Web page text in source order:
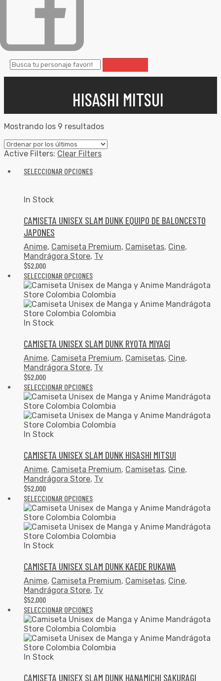
HISASHI MITSUI
Mostrando los 9 resultados
Active Filters: Clear Filters
SELECCIONAR OPCIONES
In Stock
CAMISETA UNISEX SLAM DUNK EQUIPO DE BALONCESTO
JAPONES
Anime, Camiseta Premium, Camisetas, Cine,
Mandrágora Store, Tv
$52,000
SELECCIONAR OPCIONES
In Stock
CAMISETA UNISEX SLAM DUNK RYOTA MIYAGI
Anime, Camiseta Premium, Camisetas, Cine,
Mandrágora Store, Tv
$52,000
SELECCIONAR OPCIONES
In Stock
CAMISETA UNISEX SLAM DUNK HISASHI MITSUI
Anime, Camiseta Premium, Camisetas, Cine,
Mandrágora Store, Tv
$52,000
SELECCIONAR OPCIONES
In Stock
CAMISETA UNISEX SLAM DUNK KAEDE RUKAWA
Anime, Camiseta Premium, Camisetas, Cine,
Mandrágora Store, Tv
$52,000
SELECCIONAR OPCIONES
In Stock
CAMISETA UNISEX SLAM DUNK HANAMICHI SAKURAGI